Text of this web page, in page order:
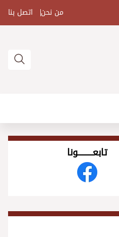
من نحن اتصل بنا
تابعــــــــــونا